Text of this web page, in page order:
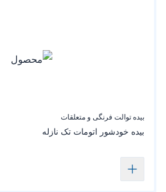
بیده توالت فرنگی و متعلقات
بیده خودشور اتومات تک نازله